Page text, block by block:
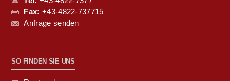
Fax: +43-4822-737715
Anfrage senden
SO FINDEN SIE UNS